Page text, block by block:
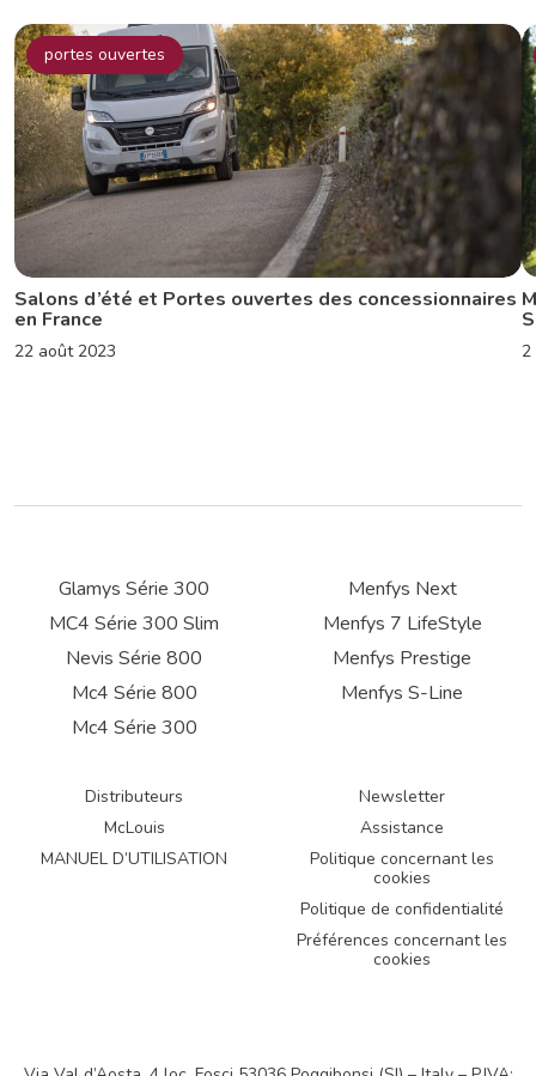
portes ouvertes
Salons d’été et Portes ouvertes des concessionnaires
en France
22 août 2023 2
Glamys Série 300
MC4 Série 300 Slim
Nevis Série 800
Mc4 Série 800
Mc4 Série 300
Menfys Next
Menfys 7 LifeStyle
Menfys Prestige
Menfys S-Line
Distributeurs
McLouis
MANUEL D’UTILISATION
Newsletter
Assistance
Politique concernant les
cookies
Politique de confidentialité
Préférences concernant les
cookies